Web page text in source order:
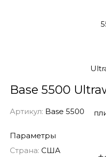
Base 5500
Артикул: Base 5500
Параметры
Страна: США